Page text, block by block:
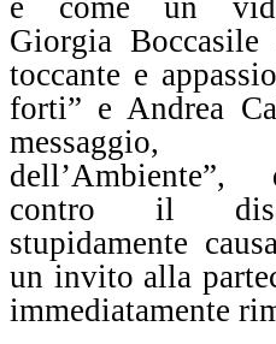
è come un
Giorgia Boccasile
toccante e
forti” e Andrea
messaggio,
contro il
stupidamente
un invito alla
immediatamente